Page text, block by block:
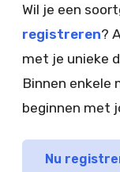
Wil je een
registreren?
met je unieke
Binnen enkele
beginnen met
Nu